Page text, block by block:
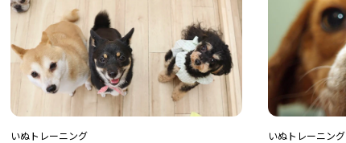
いぬトレーニング いぬトレーニング